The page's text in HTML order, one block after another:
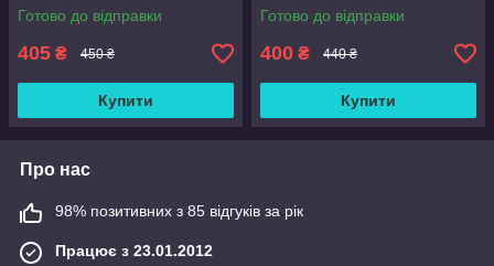
Готово до відправки
405 ₴ 450 ₴
Купити
Готово до відправки
400 ₴ 440 ₴
Купити
Про нас
98% позитивних з 85 відгуків за рік
Працює з 23.01.2012